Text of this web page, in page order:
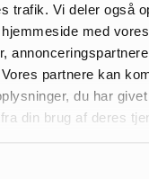
trafik. Vi deler også
med
partnere kan
du har
din brug af deres